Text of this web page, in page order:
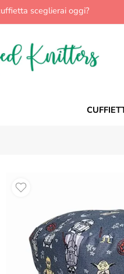
sceglierai oggi?